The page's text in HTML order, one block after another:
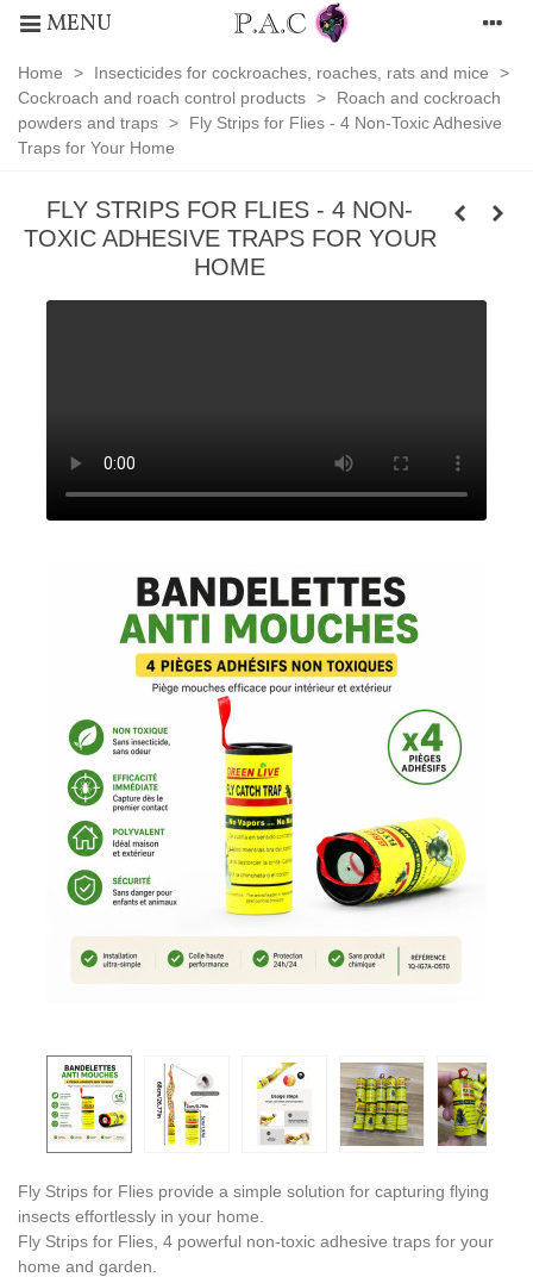
MENU
Home > Insecticides for cockroaches, roaches, rats and mice
>
Cockroach and roach control products >
Roach and cockroach
powders and traps >
Fly Strips for Flies - 4 Non-Toxic Adhesive
Traps for Your Home
FLY STRIPS FOR FLIES - 4 NON-
TOXIC ADHESIVE TRAPS FOR YOUR
HOME
and
traps
Fly Strips for Flies provide a simple solution for capturing flying
insects effortlessly in your home.
Fly Strips for Flies, 4 powerful non-toxic adhesive traps for your
home and garden.